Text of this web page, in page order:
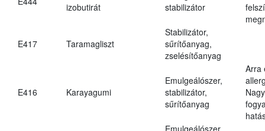
izobutirát
stabilizátor
E417 Taramagliszt
Stabilizátor,
sűrítőanyag,
zselésítőanyag
E416 Karayagumi
Emulgeálószer,
stabilizátor,
sűrítőanyag
Arra
Emulgeálószer,